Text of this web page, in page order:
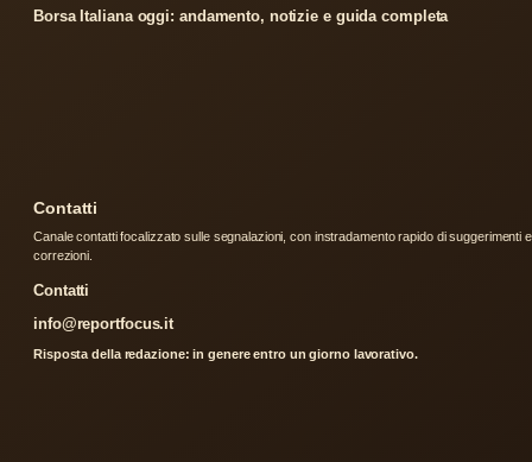
Borsa Italiana oggi: andamento, notizie e guida completa
Contatti
Canale contatti focalizzato sulle segnalazioni, con instradamento rapido di suggerimenti e
correzioni.
Contatti
info@reportfocus.it
Risposta della redazione: in genere entro un giorno lavorativo.